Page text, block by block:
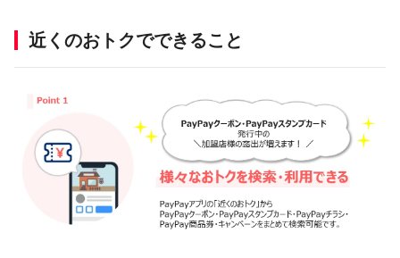
近くのおトクでできること